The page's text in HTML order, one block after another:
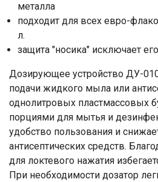
металла
подходит для всех евро-
л.
защита "носика" исключает
Дозирующее устройство ДУ-
подачи жидкого мыла или
однолитровых пластмассовых
порциями для мытья и
удобство пользования и
антисептических средств.
для локтевого нажатия
При необходимости дозатор
Нажимая на кнопку
соглашаетесь на